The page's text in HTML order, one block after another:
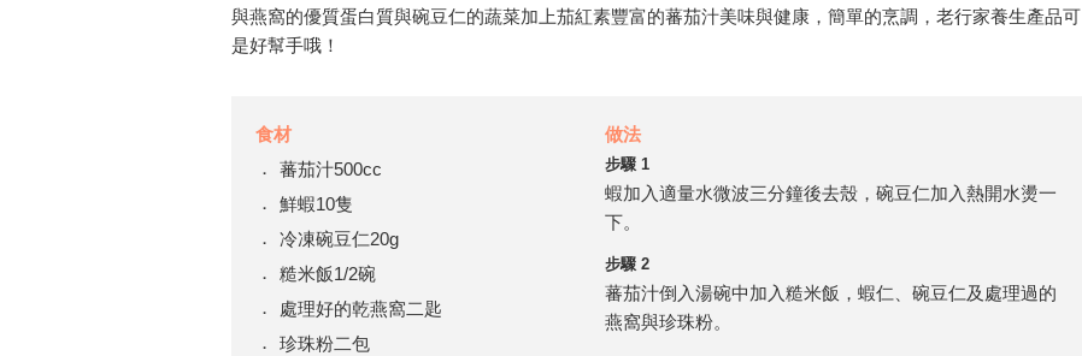
與燕窩的優質蛋白質與碗豆仁的蔬菜加上茄紅素豐富的蕃茄汁美味與健康，簡單的烹調，老行家養生產品可
是好幫手哦！
食材
蕃茄汁500cc
鮮蝦10隻
冷凍碗豆仁20g
糙米飯1/2碗
處理好的乾燕窩二匙
珍珠粉二包
做法
步驟 1
蝦加入適量水微波三分鐘後去殼，碗豆仁加入熱開水燙一
下。
步驟 2
蕃茄汁倒入湯碗中加入糙米飯，蝦仁、碗豆仁及處理過的
燕窩與珍珠粉。